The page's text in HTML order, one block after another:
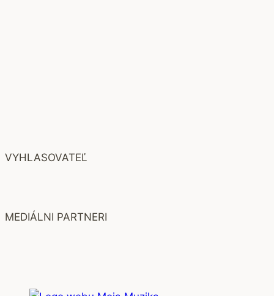
VYHLASOVATEĽ
MEDIÁLNI PARTNERI